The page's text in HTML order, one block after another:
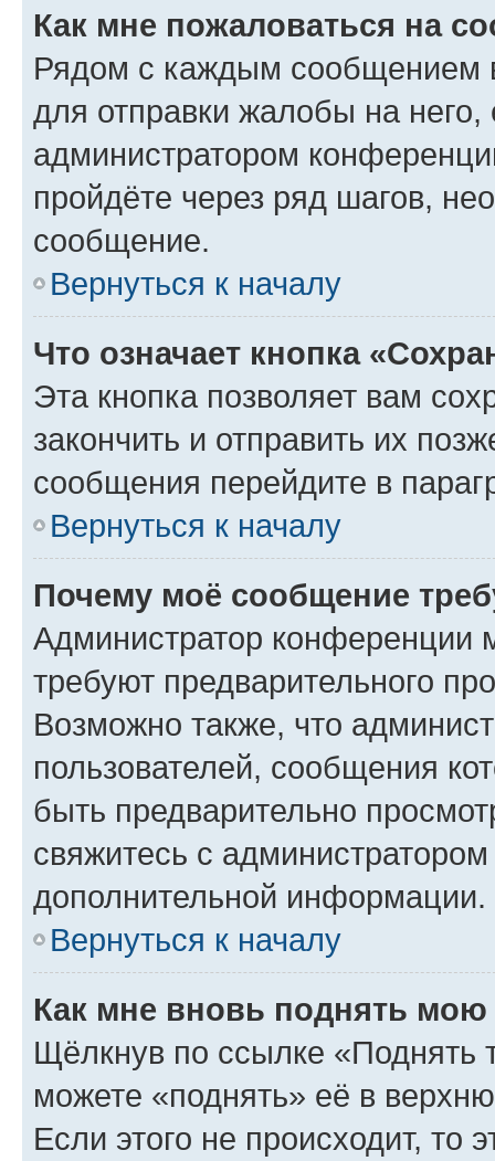
Как мне пожаловаться на
Рядом с каждым сообщением
для отправки жалобы на
администратором
пройдёте через ряд шагов,
сообщение.
Вернуться к началу
Что означает кнопка
Эта кнопка позволяет вам
закончить и отправить их
сообщения перейдите в
Вернуться к началу
Почему моё сообщение
Администратор конференции
требуют предварительного
Возможно также, что
пользователей, сообщения
быть предварительно
свяжитесь с
дополнительной информации.
Вернуться к началу
Как мне вновь поднять мою
Щёлкнув по ссылке «Поднять
можете «поднять» её в
Если этого не происходит, то